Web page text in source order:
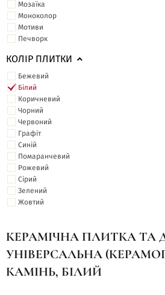
Мозаїка
Моноколор
Мотиви
Печворк
КОЛІР ПЛИТКИ
Бежевий
Білий
Коричневий
Чорний
Червоний
Графіт
Синій
Помаранчевий
Рожевий
Сірий
Зелений
Жовтий
КЕРАМІЧНА ПЛИТКА ТА
УНІВЕРСАЛЬНА
КАМІНЬ, БІЛИЙ